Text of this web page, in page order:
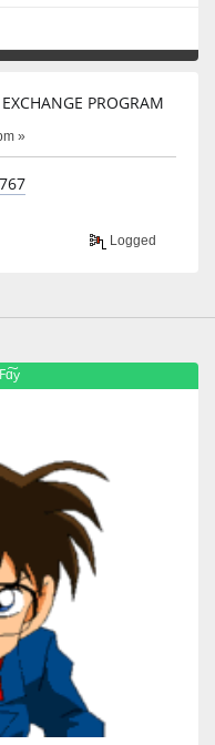
PROGRAM
»
Logged